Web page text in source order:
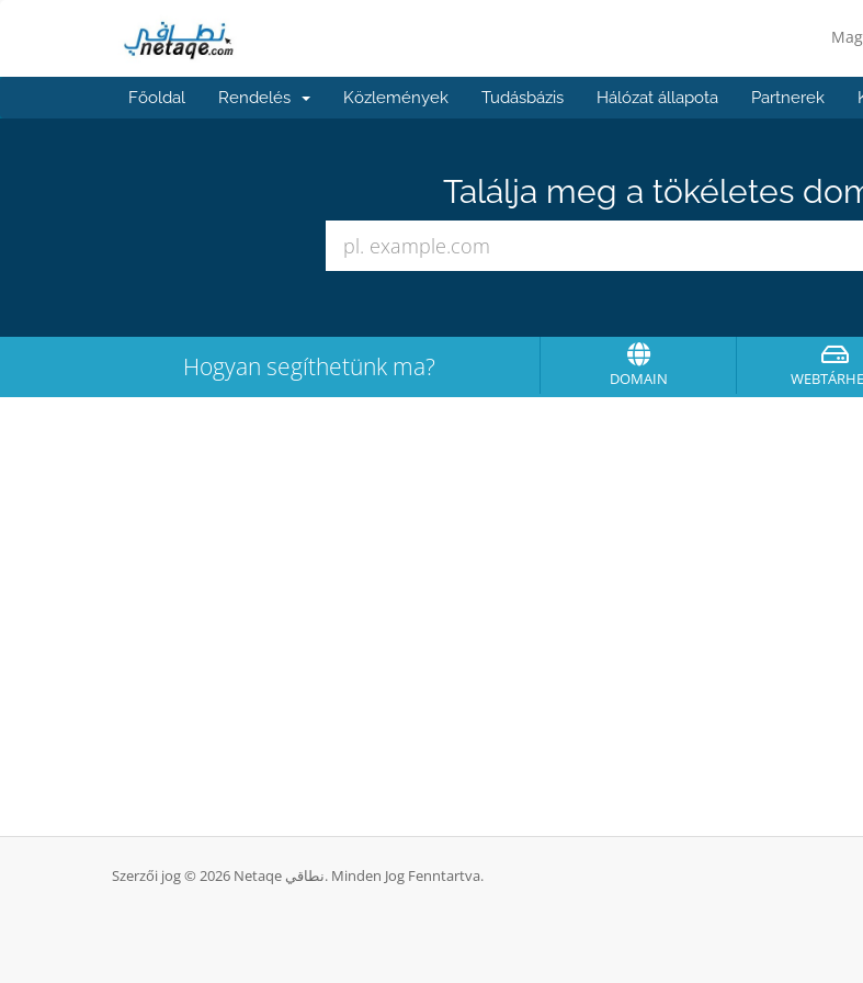
Főoldal Rendelés Közlemények Tudásbázis Hálózat állapota Partnerek
Találja meg a tökéletes
Hogyan segíthetünk ma? DOMAIN
Szerzői jog © 2026 Netaqe نطاقي. Minden Jog Fenntartva.